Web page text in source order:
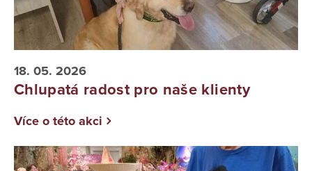
18. 05. 2026
Chlupatá radost pro naše klienty
Více o této akci